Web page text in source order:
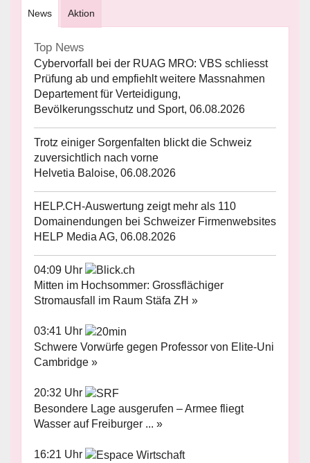
News Aktion
Top News
Cybervorfall bei der RUAG MRO: VBS schliesst
Prüfung ab und empfiehlt weitere Massnahmen
Departement für Verteidigung,
Bevölkerungsschutz und Sport, 06.08.2026
Trotz einiger Sorgenfalten blickt die Schweiz
zuversichtlich nach vorne
Helvetia Baloise, 06.08.2026
HELP.CH-Auswertung zeigt mehr als 110
Domainendungen bei Schweizer Firmenwebsites
HELP Media AG, 06.08.2026
04:09 Uhr
Mitten im Hochsommer: Grossflächiger
Stromausfall im Raum Stäfa ZH »
03:41 Uhr
Schwere Vorwürfe gegen Professor von Elite-Uni
Cambridge »
20:32 Uhr
Besondere Lage ausgerufen – Armee fliegt
Wasser auf Freiburger ... »
16:21 Uhr